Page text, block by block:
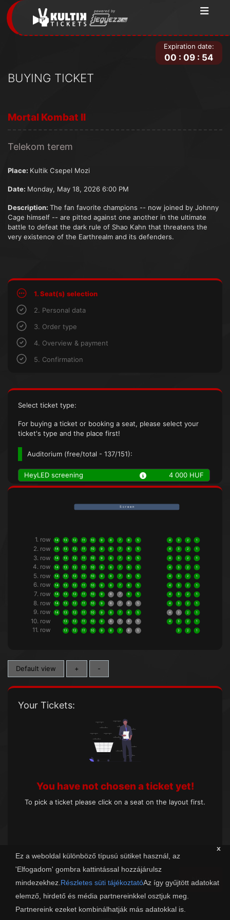
x
Ez a weboldal különböző típusú sütiket használ, az
'Elfogadom' gombra kattintással hozzájárulsz
mindezekhez. Részletes süti tájékoztatóAz így gyűjtött adatokat
elemző, hirdető és média partnereinkkel osztjuk meg.
Partnereink ezeket kombinálhatják más adatokkal is.
BUYING TICKET
Expiration date:
00 : 09 : 54
Mortal Kombat II
Telekom terem
Place: Kultik Csepel Mozi
Date: Monday, May 18, 2026 6:00 PM
Description: The fan favorite champions -- now joined by Johnny
Cage himself -- are pitted against one another in the ultimate
battle to defeat the dark rule of Shao Kahn that threatens the
very existence of the Earthrealm and its defenders.
1. Seat(s) selection
2. Personal data
3. Order type
4. Overview & payment
5. Confirmation
Select ticket type:
For buying a ticket or booking a seat, please select your
ticket's type and the place first!
Auditorium (free/total - 137/151):
HeyLED screening 4 000 HUF
S c r e e n
1. row 14 13 12 11 10 9 8 7 6 5 4 3 2 1
2. row 14 13 12 11 10 9 8 7 6 5 4 3 2 1
3. row 14 13 12 11 10 9 8 7 6 5 4 3 2 1
4. row 14 13 12 11 10 9 8 7 6 5 4 3 2 1
5. row 14 13 12 11 10 9 8 7 6 5 4 3 2 1
6. row 14 13 12 11 10 9 8 7 6 5 4 3 2 1
7. row 14 13 12 11 10 9 8 7 6 5 4 3 2 1
8. row 14 13 12 11 10 9 8 7 6 5 4 3 2 1
9. row 14 13 12 11 10 9 8 7 6 5 4 3 2 1
10. row 13 12 11 10 9 8 7 6 5 4 3 2 1
11. row 13 12 11 10 9 8 7 6 5 3 2 1
Default view + -
Your Tickets:
You have not chosen a ticket yet!
To pick a ticket please click on a seat on the layout first.
Next